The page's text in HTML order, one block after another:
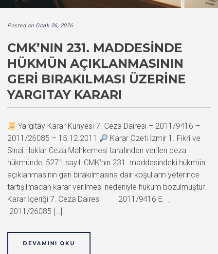
Posted on Ocak 26, 2026
CMK’NIN 231. MADDESINDE
HÜKMÜN AÇIKLANMASININ
GERI BIRAKILMASI ÜZERINE
YARGITAY KARARI
Yargıtay Karar Künyesi 7. Ceza Dairesi – 2011/9416 –
2011/26085 – 15.12.2011
Karar Özeti İzmir 1. Fikrî ve
Sınaî Haklar Ceza Mahkemesi tarafından verilen ceza
hükmünde, 5271 sayılı CMK’nın 231. maddesindeki hükmün
açıklanmasının geri bırakılmasına dair koşulların yeterince
tartışılmadan karar verilmesi nedeniyle hüküm bozulmuştur.
Karar İçeriği 7. Ceza Dairesi 2011/9416 E. ,
2011/26085 […]
DEVAMINI OKU